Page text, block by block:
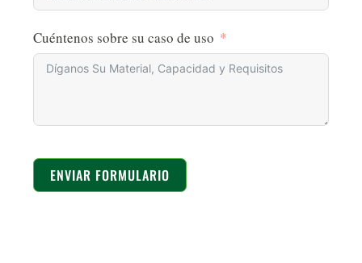
Cuéntenos sobre su caso de uso
ENVIAR FORMULARIO